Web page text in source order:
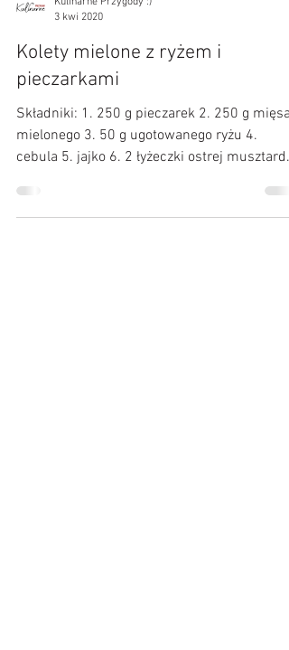
3 kwi 2020
Kolety mielone z ryżem i
pieczarkami
Składniki: 1. 250 g pieczarek 2. 250 g mięsa
cebula 5. jajko 6. 2 łyżeczki ostrej musztardy
7. 2...